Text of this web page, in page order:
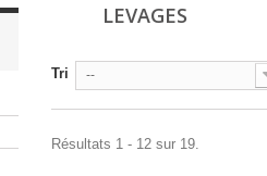
LEVAGES
Tri --
Résultats 1 - 12 sur 19.